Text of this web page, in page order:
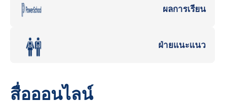
ผลการเรียน
ฝ่ายแนะแนว
สื่อออนไลน์